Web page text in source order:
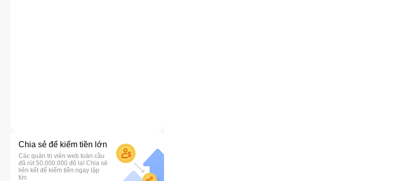
Chia sẻ để kiếm tiền lớn
Các quản trị viên web toàn cầu
đã rút 50.000.000 đô la! Chia sẻ
liên kết để kiếm tiền ngay lập
tức